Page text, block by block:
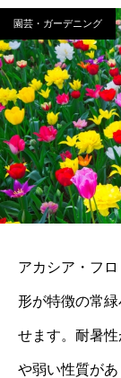
園芸・ガーデニング
アカシア・フ
形が特徴の常
せます。耐暑
や弱い性質が